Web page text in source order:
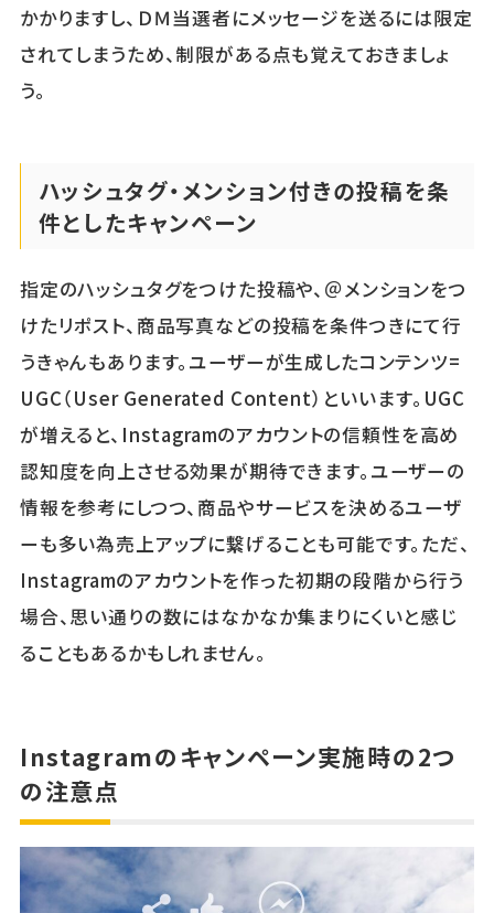
かかりますし、ＤＭ当選者にメッセージを送るには限定
されてしまうため、制限がある点も覚えておきましょ
う。
ハッシュタグ・メンション付きの投稿を条
件としたキャンペーン
指定のハッシュタグをつけた投稿や、＠メンションをつ
けたリポスト、商品写真などの投稿を条件つきにて行
うきゃんもあります。ユーザーが生成したコンテンツ=
UGC（User Generated Content）といいます。UGC
が増えると、Instagramのアカウントの信頼性を高め
認知度を向上させる効果が期待できます。ユーザーの
情報を参考にしつつ、商品やサービスを決めるユーザ
ーも多い為売上アップに繋げることも可能です。ただ、
Instagramのアカウントを作った初期の段階から行う
場合、思い通りの数にはなかなか集まりにくいと感じ
ることもあるかもしれません。
Instagramのキャンペーン実施時の2つ
の注意点